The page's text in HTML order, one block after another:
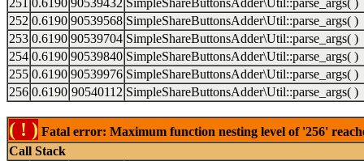
251 0.6190 90539432 SimpleShareButtonsAdder\Util::parse_args( )
252 0.6190 90539568 SimpleShareButtonsAdder\Util::parse_args( )
253 0.6190 90539704 SimpleShareButtonsAdder\Util::parse_args( )
254 0.6190 90539840 SimpleShareButtonsAdder\Util::parse_args( )
255 0.6190 90539976 SimpleShareButtonsAdder\Util::parse_args( )
256 0.6190 90540112 SimpleShareButtonsAdder\Util::parse_args( )
( ! ) Fatal error: Maximum function nesting level of '256'
Call Stack